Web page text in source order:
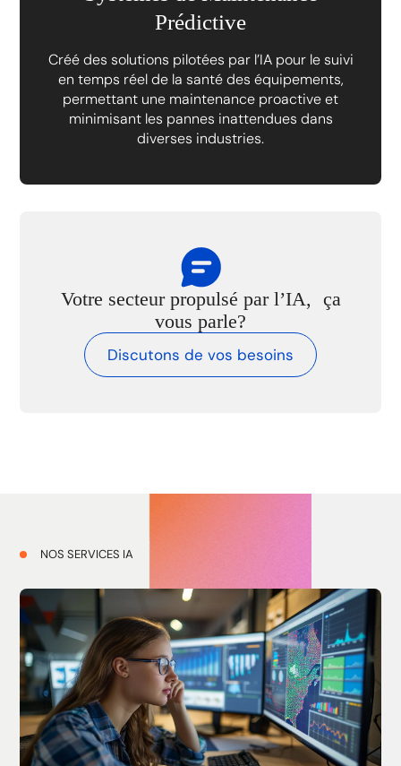
Prédictive
Créé des solutions pilotées par l’IA pour le suivi
en temps réel de la santé des équipements,
permettant une maintenance proactive et
minimisant les pannes inattendues dans
diverses industries.
Votre secteur propulsé par l’IA, ça
vous parle?
Discutons de vos besoins
NOS SERVICES IA